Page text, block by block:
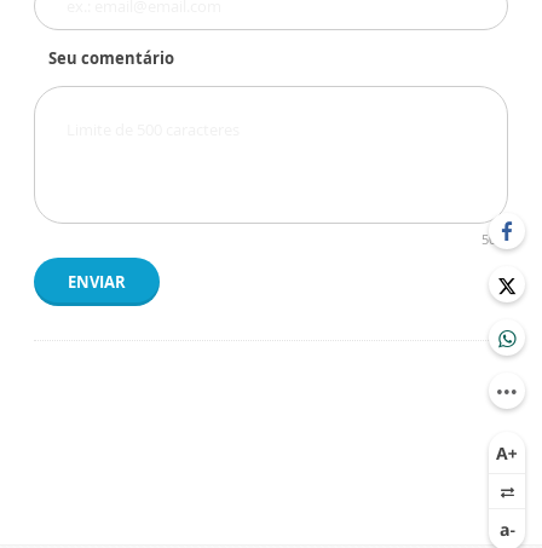
Seu comentário
500
ENVIAR